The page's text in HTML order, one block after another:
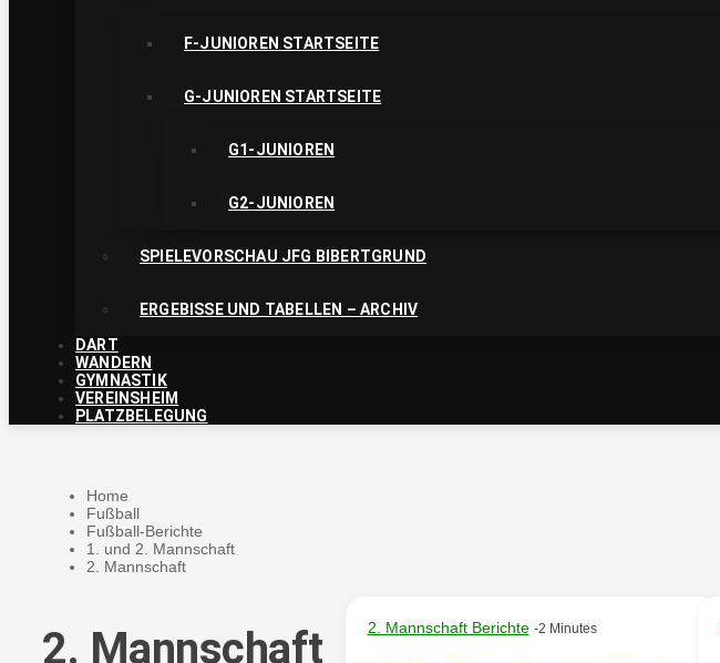
F-JUNIOREN STARTSEITE
G-JUNIOREN STARTSEITE
G1-JUNIOREN
G2-JUNIOREN
SPIELEVORSCHAU JFG BIBERTGRUND
ERGEBISSE UND TABELLEN – ARCHIV
DART
WANDERN
GYMNASTIK
VEREINSHEIM
PLATZBELEGUNG
Home
Fußball
Fußball-Berichte
1. und 2. Mannschaft
2. Mannschaft
2. Mannschaft 2. Mannschaft Berichte -2 Minutes